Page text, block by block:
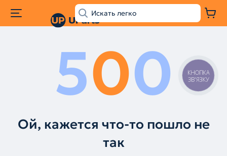
500
Ой, кажется что-то пошло не
так
КНОПКА
ЗВ'ЯЗКУ